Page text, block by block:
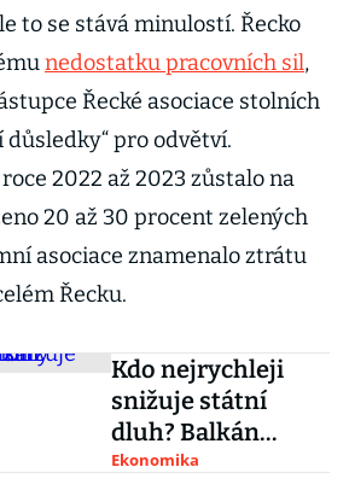
to se stává minulostí. Řecko
nedostatku pracovních sil,
Řecké asociace stolních
pro odvětví.
2022 až 2023 zůstalo na
20 až 30 procent zelených
asociace znamenalo ztrátu
Řecku.
Kdo nejrychleji
snižuje státní
dluh? Balkán
překvapil i
Ekonomika